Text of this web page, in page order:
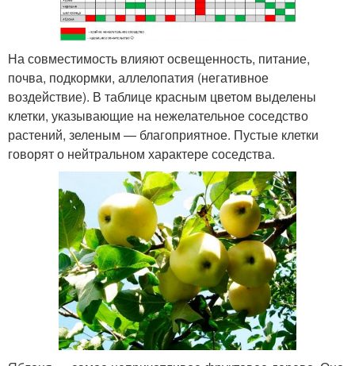
На совместимость влияют освещенность, питание,
почва, подкормки, аллелопатия (негативное
воздействие). В таблице красным цветом выделены
клетки, указывающие на нежелательное соседство
растений, зеленым — благоприятное. Пустые клетки
говорят о нейтральном характере соседства.